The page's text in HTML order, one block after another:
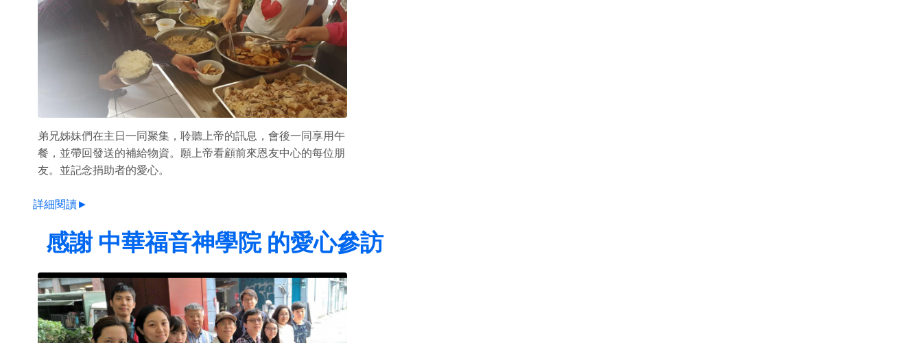
弟兄姊妹們在主日一同聚集，聆聽上帝的訊息，會後一同享用午
餐，並帶回發送的補給物資。願上帝看顧前來恩友中心的每位朋
友。並記念捐助者的愛心。
詳細閱讀►
感謝 中華福音神學院 的愛心參訪